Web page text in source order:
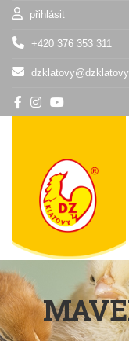
přihlásit
+420 376 353 311